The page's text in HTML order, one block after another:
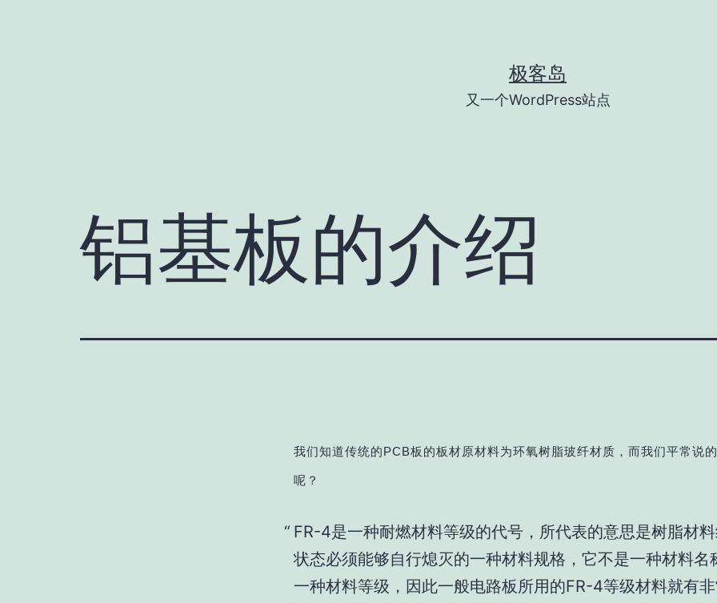
极客岛
又一个WordPress站点
铝基板的介绍
我们知道传统的PCB板的板材原材料为环氧树脂玻纤材质，而我们平常说
呢？
FR-4是一种耐燃材料等级的代号，所代表的意思是树脂材
状态必须能够自行熄灭的一种材料规格，它不是一种材料名
一种材料等级，因此一般电路板所用的FR-4等级材料就有